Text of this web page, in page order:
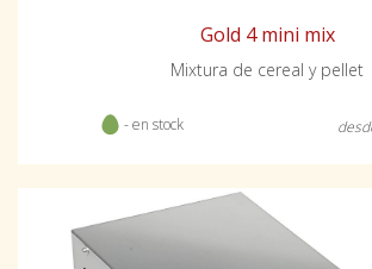
Gold 4 mini mix
Mixtura de cereal y pellet
- en stock